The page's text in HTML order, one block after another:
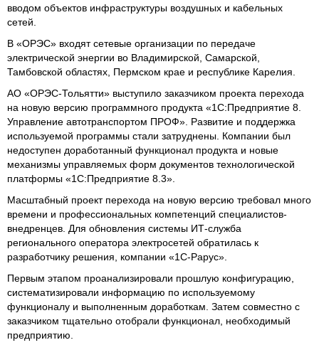
вводом объектов инфраструктуры воздушных и кабельных
сетей.
В «ОРЭС» входят сетевые организации по передаче
электрической энергии во Владимирской, Самарской,
Тамбовской областях, Пермском крае и республике Карелия.
АО «ОРЭС-Тольятти» выступило заказчиком проекта перехода
на новую версию программного продукта «1С:Предприятие 8.
Управление автотранспортом ПРОФ». Развитие и поддержка
используемой программы стали затруднены. Компании был
недоступен доработанный функционал продукта и новые
механизмы управляемых форм документов технологической
платформы «1С:Предприятие 8.3».
Масштабный проект перехода на новую версию требовал много
времени и профессиональных компетенций специалистов-
внедренцев. Для обновления системы ИТ-служба
регионального оператора электросетей обратилась к
разработчику решения, компании «1С‑Рарус».
Первым этапом проанализировали прошлую конфигурацию,
систематизировали информацию по используемому
функционалу и выполненным доработкам. Затем совместно с
заказчиком тщательно отобрали функционал, необходимый
предприятию.